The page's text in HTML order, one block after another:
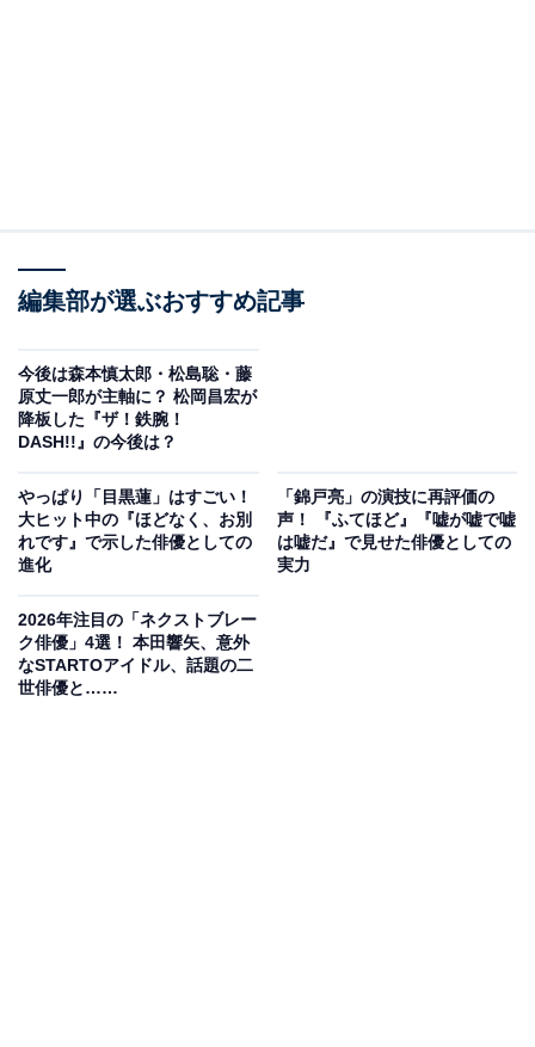
前編『教場 Reunion』では何が描かれた？
（小学館）が原作で、閉ざされた空間である警察学校を
舞台にした作品です。木村さんは冷徹な鬼教官・風間公
親を担当し、新境地を切り開く演技を見せてきました。
編集部が選ぶおすすめ記事
今後は森本慎太郎・松島聡・藤
原丈一郎が主軸に？ 松岡昌宏が
降板した『ザ！鉄腕！
DASH!!』の今後は？
やっぱり「目黒蓮」はすごい！
大ヒット中の『ほどなく、お別
れです』で示した俳優としての
進化
「錦戸亮」の演技に再評価の
声！ 『ふてほど』『嘘が嘘で嘘
は嘘だ』で見せた俳優としての
実力
2026年注目の「ネクストブレー
ク俳優」4選！ 本田響矢、意外
なSTARTOアイドル、話題の二
世俳優と……